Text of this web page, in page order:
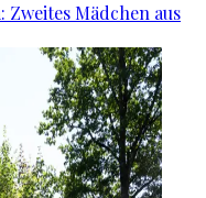
Mädchen aus